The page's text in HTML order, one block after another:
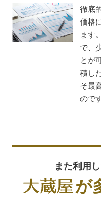
徹底
価格
ます
で、
とが
積し
そ最
のです
が
また利用